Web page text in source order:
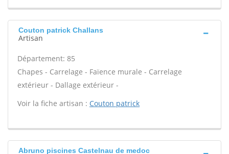
Couton patrick Challans
Artisan
Département: 85
Chapes - Carrelage - Faïence murale - Carrelage
extérieur - Dallage extérieur -
Voir la fiche artisan : Couton patrick
Abruno piscines Castelnau de medoc